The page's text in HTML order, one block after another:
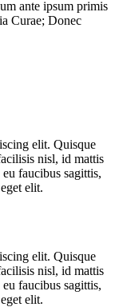
ante ipsum primis
Curae; Donec
elit. Quisque
nisl, id mattis
faucibus sagittis,
elit.
elit. Quisque
nisl, id mattis
faucibus sagittis,
elit.